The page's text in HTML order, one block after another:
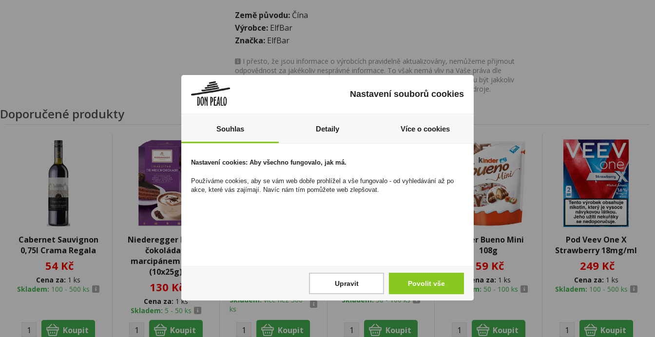
Země původu: Čína
Výrobce: ElfBar
Značka: ElfBar
I přesto, že jsou informace o výrobcích pravidelně aktualizovány, nemůžeme přijmout
odpovědnost za jakékoliv nesprávné informace. To však nemá vliv na Vaše práva dle
zákona. Tyto informace jsou podávány pouze pro osobní použití a nemohou být jakkoliv
kopírovány bez předchozího souhlasu DonPealo ani bez řádného uvedení zdroje.
Doporučené produkty
Cabernet Sauvignon
0,75l Crama Regala
54 Kč
Cena za: 1 ks
Skladem: 100 - 500 ks
Niederegger Horká
čokoláda s
marcipánem 250g
(10x25g)
130 Kč
Cena za: 1 ks
Skladem: 5 - 50 ks
Skladem:více než 500
ks
269 Kč
Skladem:50 - 100 ks
Kinder Bueno Mini
108g
59 Kč
Cena za: 1 ks
Skladem: 50 - 100 ks
Pod Veev One X
Strawberry 18mg/ml
249 Kč
Cena za: 1 ks
Skladem: 100 - 500 ks
Nastavení souborů cookies
Souhlas Detaily Více o cookies
Nastavení cookies: Aby všechno fungovalo, jak má.
Používáme cookies, aby se vám web dobře prohlížel a vše fungovalo - od vyhledávání až po
akce, které vás zajímají. Navíc nám tím pomůžete web zlepšovat.
Upravit Povolit vše